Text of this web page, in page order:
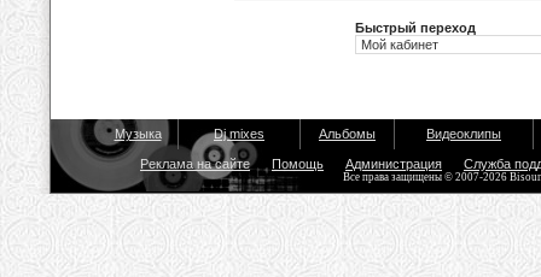
Быстрый переход
Музыка Dj mixes Альбомы Видеоклипы
Реклама на сайте Помощь Администрация Служба
Все права защищены © 2007-2026